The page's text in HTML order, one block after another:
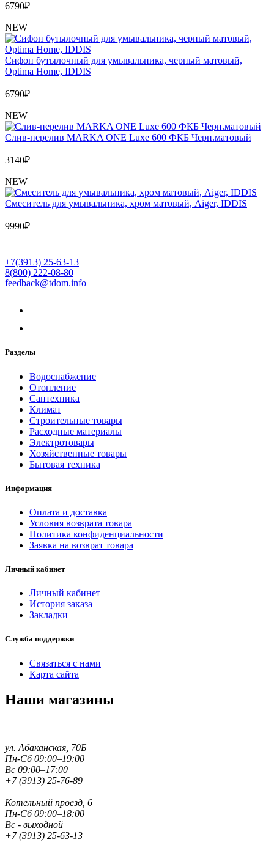
6790₽
NEW
Сифон бутылочный для умывальника, черный матовый,
Optima Home, IDDIS
6790₽
NEW
Слив-перелив MARKA ONE Luxe 600 ФКБ Черн.матовый
3140₽
NEW
Cмеситель для умывальника, хром матовый, Aiger, IDDIS
9990₽
+7(3913) 25-63-13
8(800) 222-08-80
feedback@tdom.info
Разделы
Водоснабжение
Отопление
Сантехника
Климат
Строительные товары
Расходные материалы
Электротовары
Хозяйственные товары
Бытовая техника
Информация
Оплата и доставка
Условия возврата товара
Политика конфиденциальности
Заявка на возврат товара
Личный кабинет
Личный кабинет
История заказа
Закладки
Служба поддержки
Связаться с нами
Карта сайта
Наши магазины
ул. Абаканская, 70Б
Пн-Сб 09:00–19:00
Вс 09:00–17:00
+7 (3913) 25-76-89
Котельный проезд, 6
Пн-Сб 09:00–18:00
Вс - выходной
+7 (3913) 25-63-13